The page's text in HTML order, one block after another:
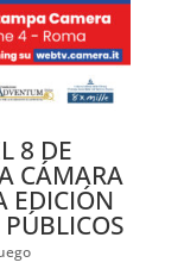
8 DE
CÁMARA
EDICIÓN